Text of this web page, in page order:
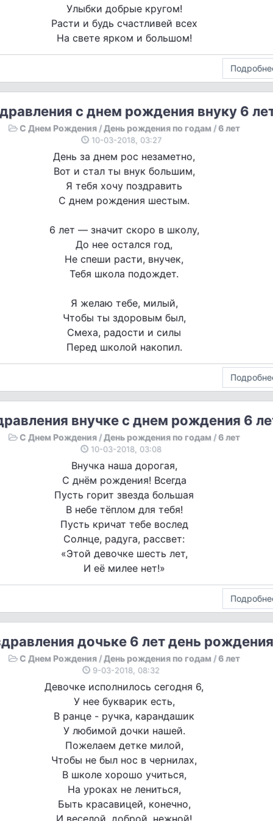
Улыбки добрые кругом!
Расти и будь счастливей всех
На свете ярком и большом!
с днем рождения внуку 6
С Днем Рождения/День рождения по годам /6 лет
10-03-2018, 03:27
День за днем рос незаметно,
Вот и стал ты внук большим,
Я тебя хочу поздравить
С днем рождения шестым.
6 лет — значит скоро в школу,
До нее остался год,
Не спеши расти, внучек,
Тебя школа подождет.
Я желаю тебе, милый,
Чтобы ты здоровым был,
Смеха, радости и силы
Перед школой накопил.
внучке с днем рождения 6
С Днем Рождения/День рождения по годам /6 лет
10-03-2018, 03:08
Внучка наша дорогая,
С днём рождения! Всегда
Пусть горит звезда большая
В небе тёплом для тебя!
Пусть кричат тебе вослед
Солнце, радуга, рассвет:
«Этой девочке шесть лет,
И её милее нет!»
дочьке 6 лет день рождения
С Днем Рождения/День рождения по годам /6 лет
9-03-2018, 08:32
Девочке исполнилось сегодня 6,
У нее букварик есть,
В ранце - ручка, карандашик
У любимой дочки нашей.
Пожелаем детке милой,
Чтобы не был нос в чернилах,
В школе хорошо учиться,
На уроках не лениться,
Быть красавицей, конечно,